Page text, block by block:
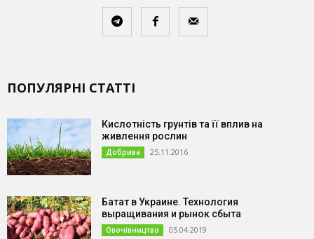
ПОПУЛЯРНІ СТАТТІ
Кислотність грунтів та її вплив на
живлення рослин
Добрива 25.11.2016
Батат в Украине. Технология
выращивания и рынок сбыта
Овочівництво 05.04.2019